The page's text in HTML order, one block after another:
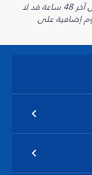
* تم الحصول على جميع الأسعار المعروضة خلال آخر 48 ساعة قد لا
إضافية على